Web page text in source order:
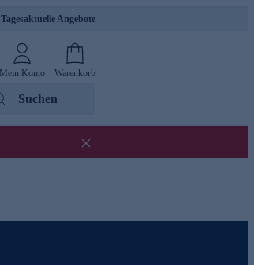
Tagesaktuelle Angebote
Mein Konto Warenkorb
Suchen